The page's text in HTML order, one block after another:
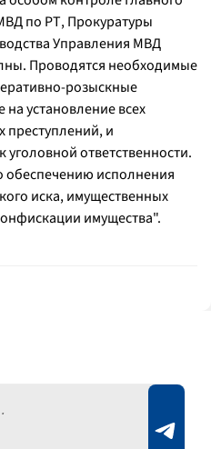
по РТ, Прокуратуры
Управления МВД
Проводятся необходимые
розыскные
установление всех
преступлений, и
ответственности.
исполнения
иска, имущественных
имущества".